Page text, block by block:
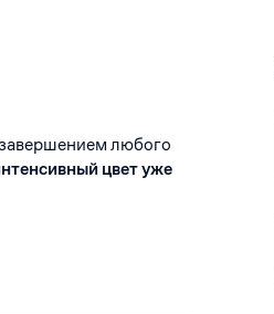
любого
цвет уже